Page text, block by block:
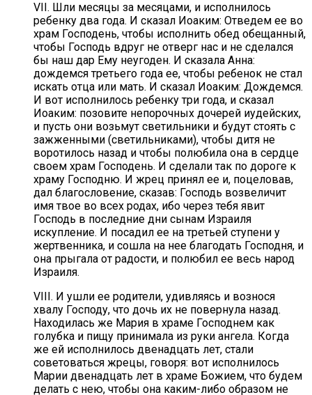
VII. Шли месяцы за месяцами, и исполнилось
ребенку два года. И сказал Иоаким: Отведем ее во
храм Господень, чтобы исполнить обед обещанный,
чтобы Господь вдруг не отверг нас и не сделался
бы наш дар Ему неугоден. И сказала Анна:
дождемся третьего года ее, чтобы ребенок не стал
искать отца или мать. И сказал Иоаким: Дождемся.
И вот исполнилось ребенку три года, и сказал
Иоаким: позовите непорочных дочерей иудейских,
и пусть они возьмут светильники и будут стоять с
зажженными (светильниками), чтобы дитя не
воротилось назад и чтобы полюбила она в сердце
своем храм Господень. И сделали так по дороге к
храму Господню. И жрец принял ее и, поцеловав,
дал благословение, сказав: Господь возвеличит
имя твое во всех родах, ибо через тебя явит
Господь в последние дни сынам Израиля
искупление. И посадил ее на третьей ступени у
жертвенника, и сошла на нее благодать Господня, и
она прыгала от радости, и полюбил ее весь народ
Израиля.
VIII. И ушли ее родители, удивляясь и вознося
хвалу Господу, что дочь их не повернула назад.
Находилась же Мария в храме Господнем как
голубка и пищу принимала из руки ангела. Когда
же ей исполнилось двенадцать лет, стали
советоваться жрецы, говоря: вот исполнилось
Марии двенадцать лет в храме Божием, что будем
делать с нею, чтобы она каким-либо образом не